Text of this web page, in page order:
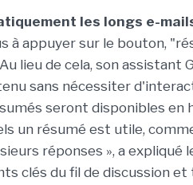
les longs e-
à appuyer sur le bouton,
lieu de cela, son assistant
sans nécessiter
seront disponibles en
un résumé est utile,
réponses », a expliqué
clés du fil de discussion